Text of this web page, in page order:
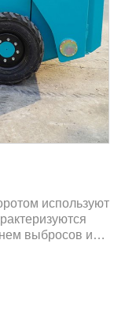
используют
выбросов и
достаточную
но и